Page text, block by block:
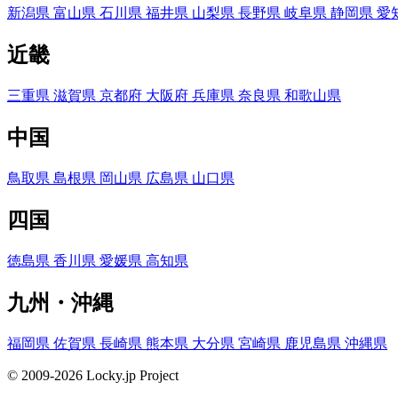
新潟県 富山県 石川県 福井県 山梨県 長野県 岐阜県 静岡県 愛
近畿
三重県 滋賀県 京都府 大阪府 兵庫県 奈良県 和歌山県
中国
鳥取県 島根県 岡山県 広島県 山口県
四国
徳島県 香川県 愛媛県 高知県
九州・沖縄
福岡県 佐賀県 長崎県 熊本県 大分県 宮崎県 鹿児島県 沖縄県
© 2009-2026 Locky.jp Project